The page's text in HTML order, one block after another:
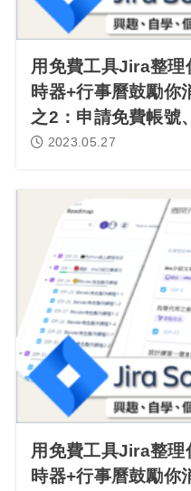
用免費工具Jira整理
時器+行事曆鼓勵你
之2：申請免費帳號
2023.05.27
用免費工具Jira整理
時器+行事曆鼓勵你